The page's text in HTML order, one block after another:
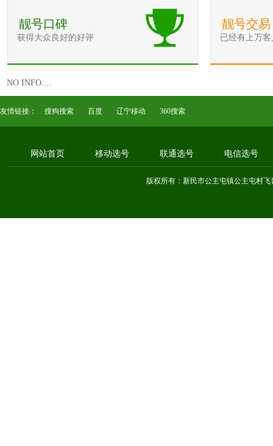
靓号口碑
获得大众良好的好评
靓号交易
已经有上万
NO INFO....
友情链接： 搜狗搜索 百度 辽宁移动 360搜索
网站首页 移动选号 联通选号 电信选号
版权所有：新民市公主屯镇公主屯村